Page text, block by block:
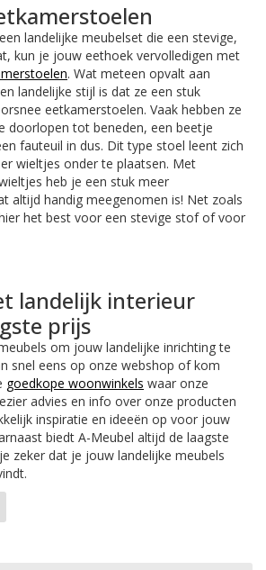
landelijke meubelset die een stevige,
kun je jouw eethoek vervolledigen met
. Wat meteen opvalt aan
landelijke stijl is dat ze een stuk
eetkamerstoelen. Vaak hebben ze
doorlopen tot beneden, een beetje
fauteuil in dus. Dit type stoel leent zich
wieltjes onder te plaatsen. Met
heb je een stuk meer
altijd handig meegenomen is! Net zoals
het best voor een stevige stof of voor
landelijk interieur
prijs
om jouw landelijke inrichting te
snel eens op onze webshop of kom
goedkope woonwinkels waar onze
advies en info over onze producten
inspiratie en ideeën op voor jouw
biedt A-Meubel altijd de laagste
zeker dat je jouw landelijke meubels